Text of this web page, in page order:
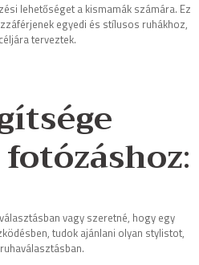
lehetőséget a kismamák számára. Ez
egyedi és stílusos ruhákhoz,
terveztek.
:
vagy szeretné, hogy egy
tudok ajánlani olyan stylistot,